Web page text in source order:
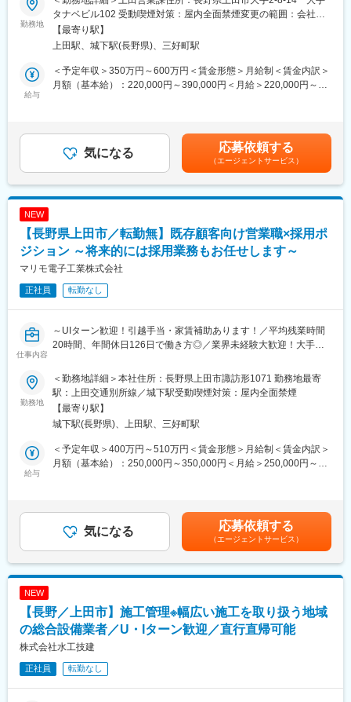
する仕事です。企業様は業種や業界を限定していないため、様々
な業界・職位の採用支援の実現が可能です。
■業務詳細：
(1)企業へのアプローチ
(2)人材ニーズをヒアリング
(3)企業担当の責任者・採用担当へ提案し、アプローチ
(1)売上管理・顧客コンディション管理・組織運営
(2)営業の活動量管理、数値分析、営業戦略の企画立案など
あった企業や別拠点で取引のある企業を中心にアプローチしてい
ただきます。
・将来的には既存顧客～50社程度お任せを想定しております。
■組織構成：
員同士の交流が多いことも特徴です。
半年に一度、定量の目標（人材サービス手数料・新規企業契約
数）を設定し、達成率にて評価します。それに加えて、コンプラ
イアンスの遵守・社内連携等の日々の業務姿勢なども評価基準と
しています。
■同社の魅力
・短期人材サービスのパイオニア企業であり、1日～数か月まで、
場している大手ながら、ベンチャー気質も兼ね備えている企業で
す。
■同社について
拠点を展開しています。
「短期」という働き方を中心に、働く機会を求めるすべての人
に、そのライフスタイルに合わせた就業機会を提供することで
べての人がいつでも働ける環境を提供しています。
勤務地
タナベビル102 受動喫煙対策：屋内全面禁煙変更の範囲：会社の
定める事業所
【最寄り駅】
上田駅、城下駅(長野県)、三好町駅
給与
＜予定年収＞350万円～600万円＜賃金形態＞月給制＜賃金内訳＞
月額（基本給）：220,000円～390,000円＜月給＞220,000円～
～※（賞与1ヶ月×年2回）・管理職想定年収：480万～※（賞与1.5
ヶ月×年2回）賃金はあくまでも目安の金額であり、選考を通じて
上下する可能性があります。月給(月額)は固定手当を含めた表記で
す。
気になる 応募依頼する
（エージェントサービス）
NEW
【長野県上田市／転勤無】既存顧客向け営業職×採用ポ
ジション ～将来的には採用業務もお任せします～
マリモ電子工業株式会社
正社員 転勤なし
仕事内容
～UIターン歓迎！引越手当・家賃補助あります！／平均残業時間
20時間、年間休日126日で働き方◎／業界未経験大歓迎！大手取
■仕事内容：
営業がメインにはなりますが、将来的には採用業務もお任せしま
す。
営業については、県内や関東圏を中心とした既存顧客向けの営業
活動をご担当いただきます。現在引き合いが増えておりますの
で、お声をかけていただくタイミングで要望をヒアリングするこ
とがメインです。
設計開発部門と社内技術部門との橋渡しを行っていただきます。
採用業務につきましては、新卒採用、中途採用の面談等を営業の
方が担っています。将来的にはどちらかを担当していただく形に
おります。入社後は先輩同行で営業スタイルや知識を学んでいた
だきゆくゆく引き継ぎを行います。
業務は、顧客対応と社内対応(内勤業務)が半々ほどです。内勤業務
は、営業資料の作成や社内の技術部門への情報共有・見積書の作
成、協力会社管理・納品、請求処理、検収確認などなどです。
勤務地
＜勤務地詳細＞本社住所：長野県上田市諏訪形1071 勤務地最寄
駅：上田交通別所線／城下駅受動喫煙対策：屋内全面禁煙
【最寄り駅】
城下駅(長野県)、上田駅、三好町駅
給与
＜予定年収＞400万円～510万円＜賃金形態＞月給制＜賃金内訳＞
月額（基本給）：250,000円～350,000円＜月給＞250,000円～
モデル年収：30代後半 480万円（残業月20Ｈ込み）40代課長
500～600万円 賃金はあくまでも目安の金額であり、選考を通じ
て上下する可能性があります。月給(月額)は固定手当を含めた表記
です。
気になる 応募依頼する
（エージェントサービス）
NEW
【長野／上田市】施工管理※幅広い施工を取り扱う地域
の総合設備業者／U・Iターン歓迎／直行直帰可能
株式会社水工技建
正社員 転勤なし